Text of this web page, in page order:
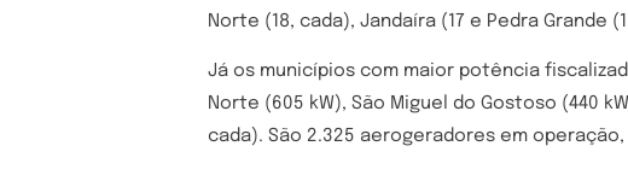
Norte (18, cada), Jandaíra (17 e Pedra Grande
Já os municípios com maior potência
Norte (605 kW), São Miguel do Gostoso (440
cada). São 2.325 aerogeradores em